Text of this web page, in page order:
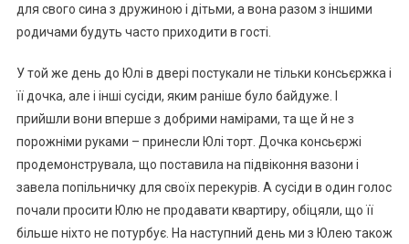
для свого сина з дружиною і дітьми, а вона разом з іншими
родичами будуть часто приходити в гості.
У той же день до Юлі в двері постукали не тільки консьєржка і
її дочка, але і інші сусіди, яким раніше було байдуже. І
прийшли вони вперше з добрими намірами, та ще й не з
порожніми руками – принесли Юлі торт. Дочка консьєржі
продемонструвала, що поставила на підвіконня вазони і
завела попільничку для своїх перекурів. А сусіди в один голос
почали просити Юлю не продавати квартиру, обіцяли, що її
більше ніхто не потурбує. На наступний день ми з Юлею також